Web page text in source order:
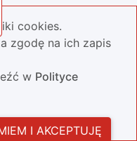
cookies.
zgodę na ich zapis
w Polityce
I AKCEPTUJĘ